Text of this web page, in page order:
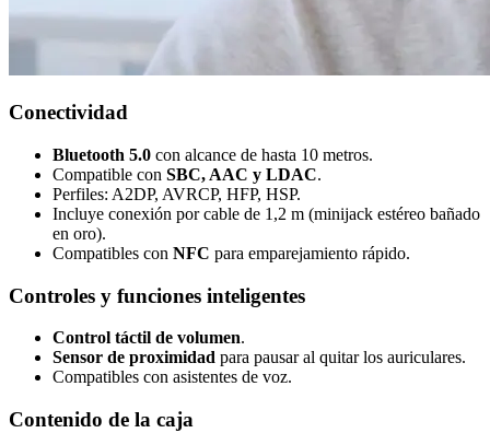
Conectividad
Bluetooth 5.0 con alcance de hasta 10 metros.
Compatible con SBC, AAC y LDAC.
Perfiles: A2DP, AVRCP, HFP, HSP.
Incluye conexión por cable de 1,2 m (minijack estéreo bañado
en oro).
Compatibles con NFC para emparejamiento rápido.
Controles y funciones inteligentes
Control táctil de volumen.
Sensor de proximidad para pausar al quitar los auriculares.
Compatibles con asistentes de voz.
Contenido de la caja